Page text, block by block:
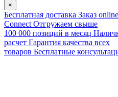
×
Бесплатная доставка Заказ
Connect Отгружаем свыше
100 000 позиций в месяц
расчет Гарантия качества всех
товаров Бесплатные